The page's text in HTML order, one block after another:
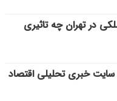
در تهران چه تاثیری
سایت خبری تحلیلی اقتصاد